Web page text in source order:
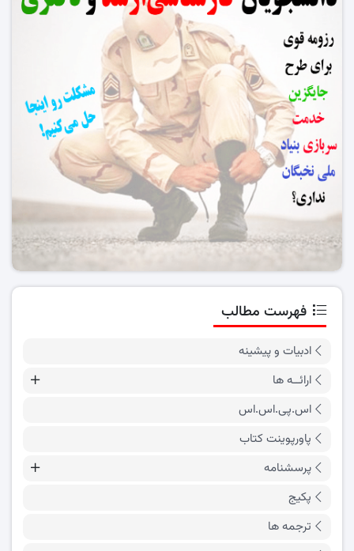
فهرست مطالب
ادبیات و پیشینه
ارائــه ها
اس.پی.اس.اس
پاورپوینت کتاب
پرسشنامه
پکیج
ترجمه ها